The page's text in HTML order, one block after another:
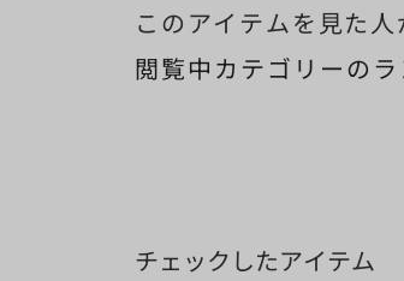
このアイテムを見た
閲覧中カテゴリーの
チェックしたアイテム